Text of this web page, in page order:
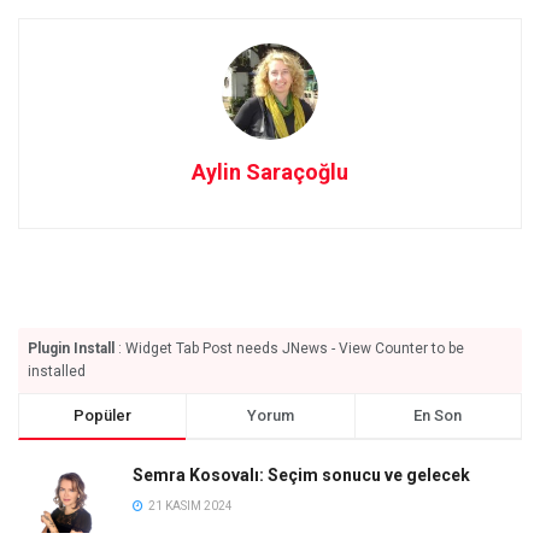
Aylin Saraçoğlu
Plugin Install
: Widget Tab Post needs JNews - View Counter to be
installed
Popüler Yorum En Son
Semra Kosovalı: Seçim sonucu ve gelecek
21 KASIM 2024